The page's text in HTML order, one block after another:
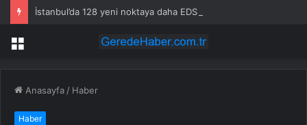
İstanbul’da 128 yeni noktaya daha EDS geliyor
Menü
Anasayfa / Haber
Haber